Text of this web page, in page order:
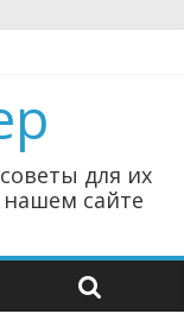
для их
сайте